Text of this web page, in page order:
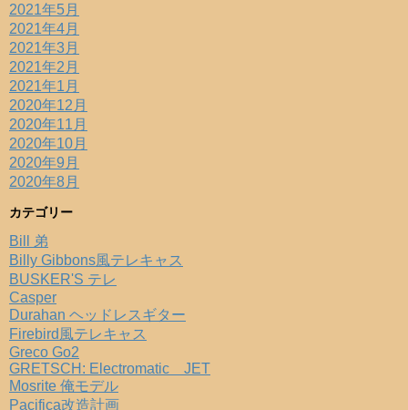
2021年5月
2021年4月
2021年3月
2021年2月
2021年1月
2020年12月
2020年11月
2020年10月
2020年9月
2020年8月
カテゴリー
Bill 弟
Billy Gibbons風テレキャス
BUSKER'S テレ
Casper
Durahan ヘッドレスギター
Firebird風テレキャス
Greco Go2
GRETSCH: Electromatic JET
Mosrite 俺モデル
Pacifica改造計画